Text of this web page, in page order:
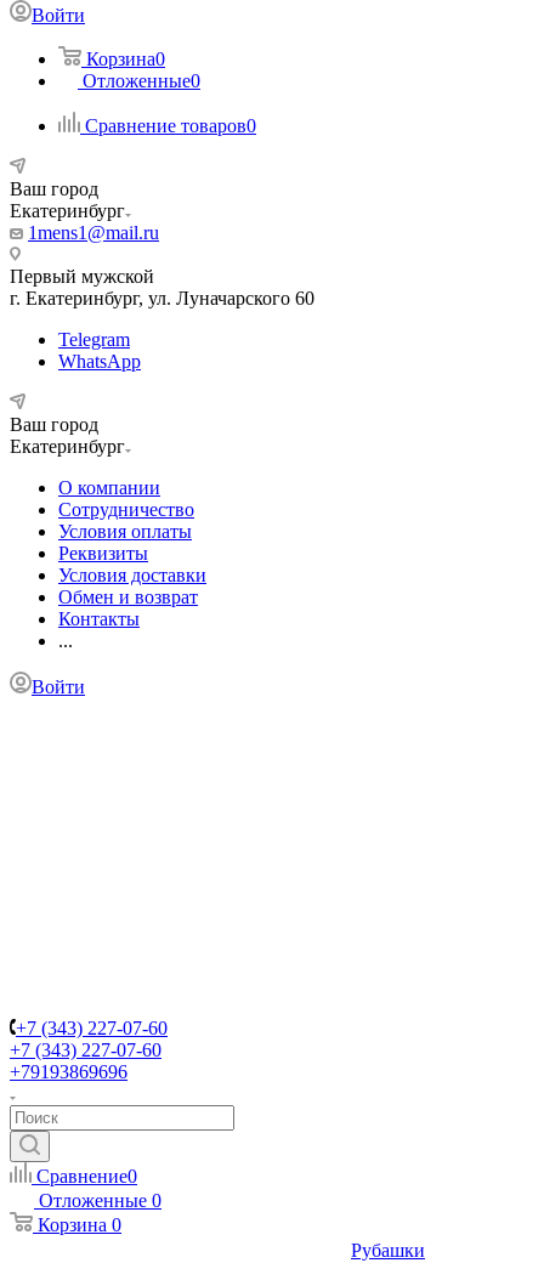
Войти
Корзина0
Отложенные0
Сравнение товаров0
Ваш город
Екатеринбург
1mens1@mail.ru
Первый мужской
г. Екатеринбург, ул. Луначарского 60
Telegram
WhatsApp
Ваш город
Екатеринбург
О компании
Сотрудничество
Условия оплаты
Реквизиты
Условия доставки
Обмен и возврат
Контакты
...
Войти
+7 (343) 227-07-60
+7 (343) 227-07-60
+79193869696
Сравнение0
Отложенные 0
Корзина 0
Рубашки